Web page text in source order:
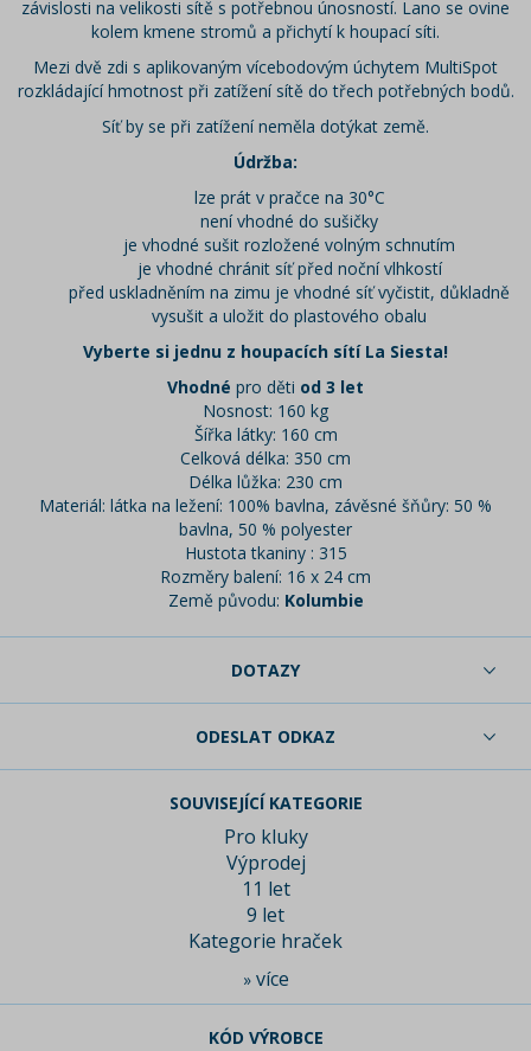
závislosti na velikosti sítě s potřebnou únosností. Lano se ovine
kolem kmene stromů a přichytí k houpací síti.
Mezi dvě zdi s aplikovaným vícebodovým úchytem MultiSpot
rozkládající hmotnost při zatížení sítě do třech potřebných bodů.
Síť by se při zatížení neměla dotýkat země.
Údržba:
lze prát v pračce na 30°C
není vhodné do sušičky
je vhodné sušit rozložené volným schnutím
je vhodné chránit síť před noční vlhkostí
před uskladněním na zimu je vhodné síť vyčistit, důkladně
vysušit a uložit do plastového obalu
Vyberte si jednu z houpacích sítí La Siesta!
Vhodné pro děti od 3 let
Nosnost: 160 kg
Šířka látky: 160 cm
Celková délka: 350 cm
Délka lůžka: 230 cm
Materiál: látka na ležení: 100% bavlna, závěsné šňůry: 50 %
bavlna, 50 % polyester
Hustota tkaniny : 315
Rozměry balení: 16 x 24 cm
Země původu: Kolumbie
DOTAZY
ODESLAT ODKAZ
SOUVISEJÍCÍ KATEGORIE
Pro kluky
Výprodej
11 let
9 let
Kategorie hraček
» více
KÓD VÝROBCE